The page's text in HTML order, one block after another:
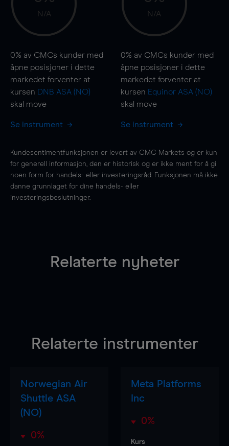
N/A
0% av CMCs kunder med
åpne posisjoner i dette
markedet forventer at
kursen DNB ASA (NO)
skal move
Se instrument
N/A
0% av CMCs kunder med
åpne posisjoner i dette
markedet forventer at
kursen Equinor ASA (NO)
skal move
Se instrument
Kundesentimentfunksjonen er levert av CMC Markets og er kun
for generell informasjon, den er historisk og er ikke ment for å gi
noen form for handels- eller investeringsråd. Funksjonen må ikke
danne grunnlaget for dine handels- eller
investeringsbeslutninger.
Relaterte nyheter
Relaterte instrumenter
Norwegian Air
Shuttle ASA
(NO)
0%
Meta Platforms
Inc
0%
Kurs